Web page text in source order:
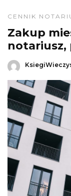
CENNIK
Zakup
notariusz,